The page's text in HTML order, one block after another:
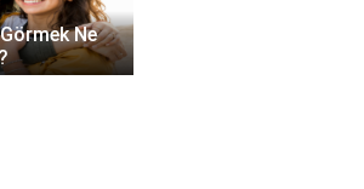
Ne